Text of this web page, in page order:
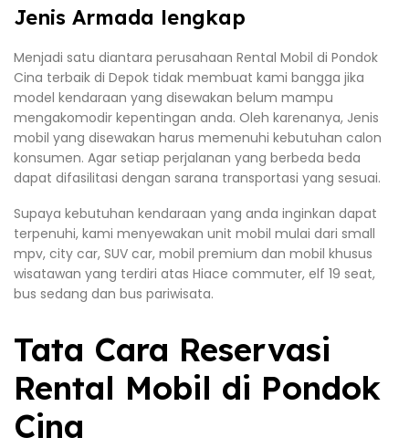
Jenis Armada lengkap
Menjadi satu diantara perusahaan Rental Mobil di Pondok
Cina terbaik di Depok tidak membuat kami bangga jika
model kendaraan yang disewakan belum mampu
mengakomodir kepentingan anda. Oleh karenanya, Jenis
mobil yang disewakan harus memenuhi kebutuhan calon
konsumen. Agar setiap perjalanan yang berbeda beda
dapat difasilitasi dengan sarana transportasi yang sesuai.
Supaya kebutuhan kendaraan yang anda inginkan dapat
terpenuhi, kami menyewakan unit mobil mulai dari small
mpv, city car, SUV car, mobil premium dan mobil khusus
wisatawan yang terdiri atas Hiace commuter, elf 19 seat,
bus sedang dan bus pariwisata.
Tata Cara Reservasi
Rental Mobil di Pondok
Cina